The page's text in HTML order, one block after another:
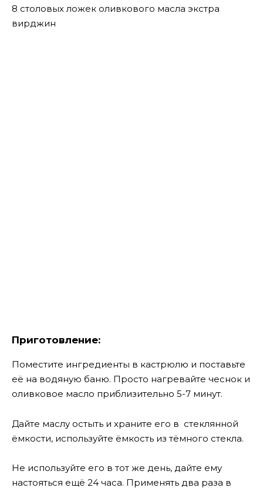
8 столовых ложек оливкового масла экстра
вирджин
Приготовление:
Поместите ингредиенты в кастрюлю и поставьте
её на водяную баню. Просто нагревайте чеснок и
оливковое масло приблизительно 5-7 минут.
Дайте маслу остыть и храните его в стеклянной
ёмкости, используйте ёмкость из тёмного стекла.
Не используйте его в тот же день, дайте ему
настояться ещё 24 часа. Применять два раза в